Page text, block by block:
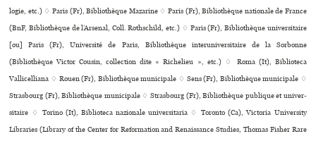
lo­gie, etc.) ♢ Paris (Fr), Bibliothèque Mazarine ♢ Paris (Fr), Bibliothèque nationale de France
(BnF, Bibliothèque de l’Arsenal, Coll. Rothschild, etc.) ♢ Paris (Fr), Bibliothèque uni­ver­si­taire
[ou] Paris (Fr), Université de Paris, Bibliothèque inte­ru­ni­ver­si­taire de la Sorbonne
(Bibliothèque Victor Cousin, collection dite « Richelieu », etc.) ♢ Roma (It), Biblioteca
Vallicelliana ♢ Rouen (Fr), Bibliothèque muni­ci­pale ♢ Sens (Fr), Bibliothèque muni­ci­pale ♢
Strasbourg (Fr), Bibliothèque muni­ci­pale ♢ Strasbourg (Fr), Bibliothèque publi­que et uni­ver­
si­taire ♢ Torino (It), Biblioteca nazio­nale uni­ver­si­ta­ria ♢ Toronto (Ca), Victoria University
Libraries (Library of the Center for Reformation and Renaissance Studies, Thomas Fisher Rare